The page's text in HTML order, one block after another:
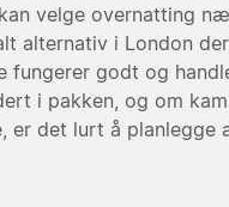
velge overnatting
alternativ i London
fungerer godt og
i pakken, og om
er det lurt å planlegge